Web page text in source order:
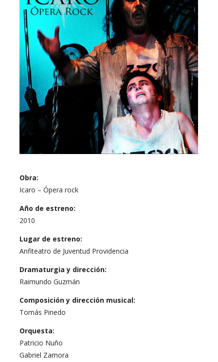
Obra:
Icaro – Ópera rock
Año de estreno:
2010
Lugar de estreno:
Anfiteatro de Juventud Providencia
Dramaturgia y dirección:
Raimundo Guzmán
Composición y dirección musical:
Tomás Pinedo
Orquesta:
Patricio Nuño
Gabriel Zamora